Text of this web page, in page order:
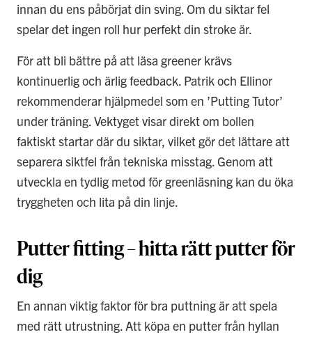
innan du ens påbörjat din sving. Om du siktar fel
spelar det ingen roll hur perfekt din stroke är.
För att bli bättre på att läsa greener krävs
kontinuerlig och ärlig feedback. Patrik och Ellinor
rekommenderar hjälpmedel som en ’Putting Tutor’
under träning. Vektyget visar direkt om bollen
faktiskt startar där du siktar, vilket gör det lättare att
separera siktfel från tekniska misstag. Genom att
utveckla en tydlig metod för greenläsning kan du öka
tryggheten och lita på din linje.
Putter fitting – hitta rätt putter för
dig
En annan viktig faktor för bra puttning är att spela
med rätt utrustning. Att köpa en putter från hyllan